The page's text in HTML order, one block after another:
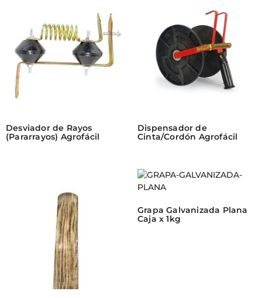
Desviador de Rayos
(Pararrayos) Agrofácil
Dispensador de
Cinta/Cordón Agrofácil
Grapa Galvanizada Plana
Caja x 1kg